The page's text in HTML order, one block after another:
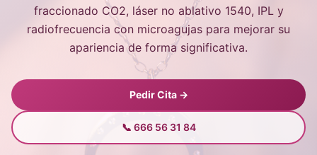
fraccionado CO2, láser no ablativo 1540, IPL y
radiofrecuencia con microagujas para mejorar su
apariencia de forma significativa.
Pedir Cita →
📞 666 56 31 84